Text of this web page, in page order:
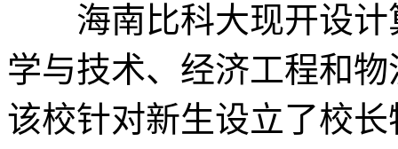
海南比科大现开设计
学与技术、经济工程和
该校针对新生设立了校